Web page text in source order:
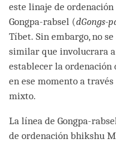
este linaje de
Gongpa-rabsel (dGongs-
Tíbet. Sin embargo, no
similar que involucrara
establecer la
en ese momento a
mixto.
La línea de Gongpa-rabsel
de ordenación bhikshu